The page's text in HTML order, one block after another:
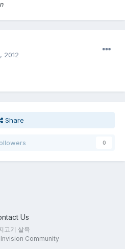
2012
Share
0
Us
고기 살육
Community